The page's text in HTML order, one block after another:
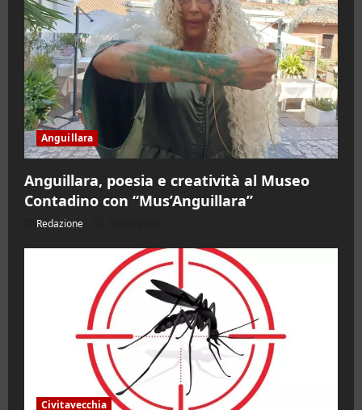
Anguillara
Anguillara, poesia e creatività al Museo
Contadino con “Mus’Anguillara”
Redazione
Civitavecchia